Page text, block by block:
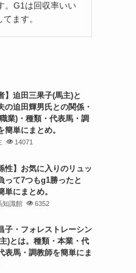
。G1は回収率いい
ます。
】迫田三果子(馬主)と
の迫田輝男氏との関係・
業)・種類・代表馬・調
簡単にまとめ。
14071
性】お気に入りのリュッ
って7つもg1勝ったと
単にまとめ。
知識館 6352
子・フォレストレーシン
)とは。種類・本業・代
表馬・調教師を簡単にま